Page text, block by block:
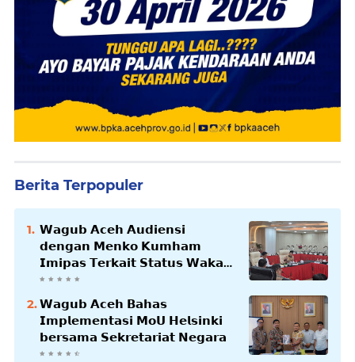
Berita Terpopuler
𝗪𝗮𝗴𝘂𝗯 𝗔𝗰𝗲𝗵 𝗔𝘂𝗱𝗶𝗲𝗻𝘀𝗶
𝗱𝗲𝗻𝗴𝗮𝗻 𝗠𝗲𝗻𝗸𝗼 𝗞𝘂𝗺𝗵𝗮𝗺
𝗜𝗺𝗶𝗽𝗮𝘀 𝗧𝗲𝗿𝗸𝗮𝗶𝘁 𝗦𝘁𝗮𝘁𝘂𝘀 𝗪𝗮𝗸𝗮𝗳
𝗕𝗹𝗮𝗻𝗴𝗽𝗮𝗱𝗮𝗻𝗴
𝗪𝗮𝗴𝘂𝗯 𝗔𝗰𝗲𝗵 𝗕𝗮𝗵𝗮𝘀
𝗜𝗺𝗽𝗹𝗲𝗺𝗲𝗻𝘁𝗮𝘀𝗶 𝗠𝗼𝗨 𝗛𝗲𝗹𝘀𝗶𝗻𝗸𝗶
𝗯𝗲𝗿𝘀𝗮𝗺𝗮 𝗦𝗲𝗸𝗿𝗲𝘁𝗮𝗿𝗶𝗮𝘁 𝗡𝗲𝗴𝗮𝗿𝗮